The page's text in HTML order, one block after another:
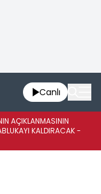
Canlı
AÇIKLANMASININ
KALDIRACAK -